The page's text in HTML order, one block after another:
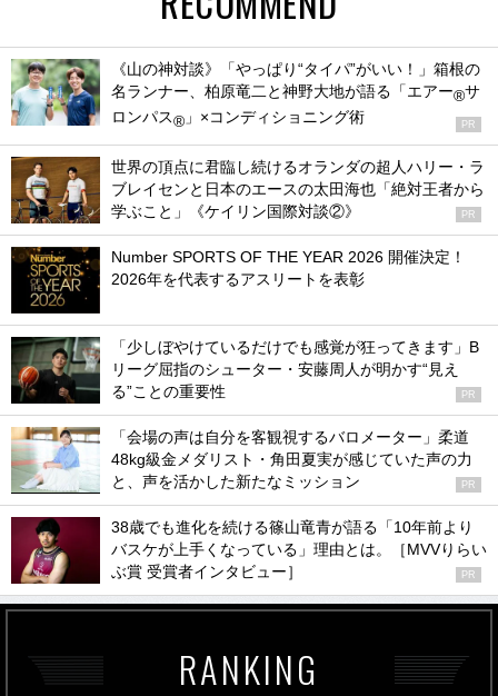
《山の神対談》「やっぱり“タイパ”がいい！」箱根の
名ランナー、柏原竜二と神野大地が語る「エアー®サ
ロンパス® 」×コンディショニング術 PR
世界の頂点に君臨し続けるオランダの超人ハリー・ラ
ブレイセンと日本のエースの太田海也「絶対王者から
学ぶこと」《ケイリン国際対談②》
PR
Number SPORTS OF THE YEAR 2026 開催決定！
2026年を代表するアスリートを表彰
「少しぼやけているだけでも感覚が狂ってきます」B
リーグ屈指のシューター・安藤周人が明かす“見え
る”ことの重要性
PR
「会場の声は自分を客観視するバロメーター」柔道
48kg級金メダリスト・角田夏実が感じていた声の力
と、声を活かした新たなミッション
PR
38歳でも進化を続ける篠山竜青が語る「10年前より
バスケが上手くなっている」理由とは。［MVVりらい
ぶ賞 受賞者インタビュー］
PR
RANKING